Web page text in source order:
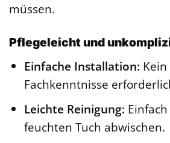
müssen.
Pflegeleicht und
Einfache Installation:
Fachkenntnisse
Leichte Reinigung:
feuchten Tuch abwischen.